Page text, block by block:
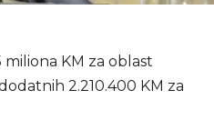
KM za oblast
2.210.400 KM za